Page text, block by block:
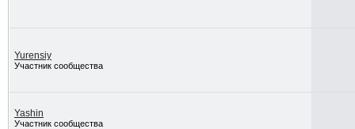
Yurensiy
Участник сообщества
Yashin
Участник сообщества